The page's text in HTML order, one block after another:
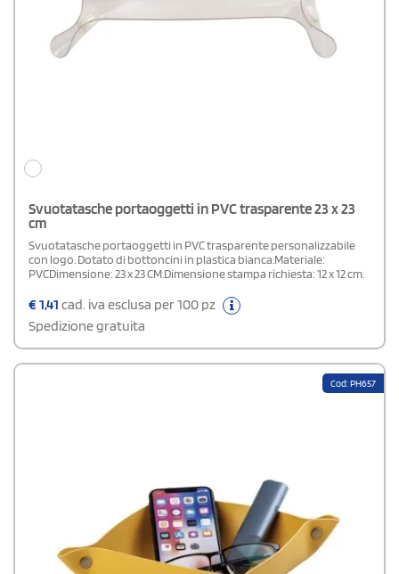
Svuotatasche portaoggetti in PVC trasparente 23 x 23
cm
Svuotatasche portaoggetti in PVC trasparente personalizzabile
con logo. Dotato di bottoncini in plastica bianca.Materiale:
PVCDimensione: 23 x 23 CM.Dimensione stampa richiesta: 12 x 12 cm.
€1,41 cad. iva esclusa per 100 pz
Spedizione gratuita
Cod: PH657